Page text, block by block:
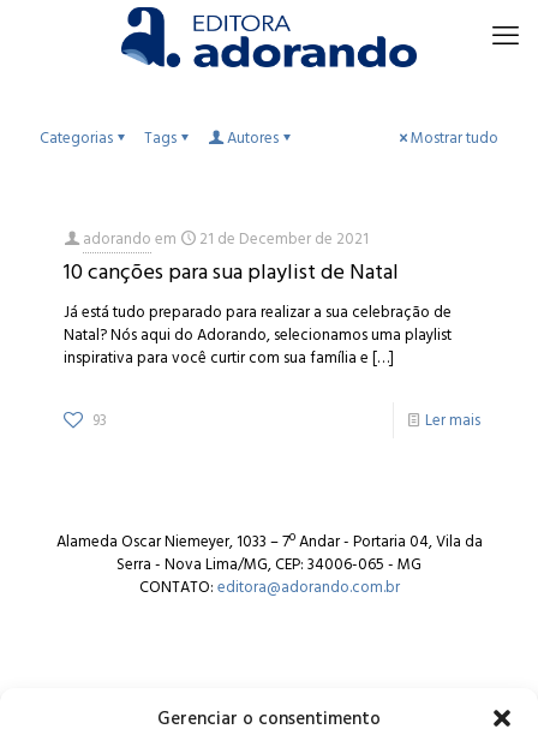
Gerenciar o consentimento
Categorias Tags Autores Mostrar tudo
adorandoem 21 de December de 2021
10 canções para sua playlist de Natal
Já está tudo preparado para realizar a sua celebração de
Natal? Nós aqui do Adorando, selecionamos uma playlist
inspirativa para você curtir com sua família e[…]
93 Ler mais
Alameda Oscar Niemeyer, 1033 – 7º Andar - Portaria 04, Vila da
Serra - Nova Lima/MG, CEP: 34006-065 - MG
CONTATO:editora@adorando.com.br